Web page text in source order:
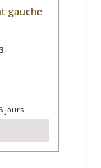
gauche
jours